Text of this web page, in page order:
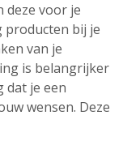
deze voor je
producten bij je
van je
is belangrijker
dat je een
wensen. Deze